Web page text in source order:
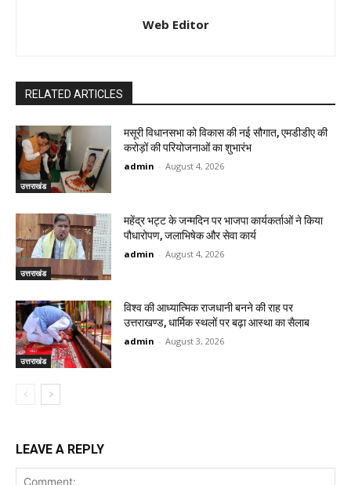
Web Editor
RELATED ARTICLES
उत्तराखंड
मसूरी विधानसभा को विकास की नई सौगात, एमडीडीए की
करोड़ों की परियोजनाओं का शुभारंभ
admin - August 4, 2026
उत्तराखंड
महेंद्र भट्ट के जन्मदिन पर भाजपा कार्यकर्ताओं ने किया
पौधारोपण, जलाभिषेक और सेवा कार्य
admin - August 4, 2026
उत्तराखंड
विश्व की आध्यात्मिक राजधानी बनने की राह पर
उत्तराखण्ड, धार्मिक स्थलों पर बढ़ा आस्था का सैलाब
admin - August 3, 2026
LEAVE A REPLY